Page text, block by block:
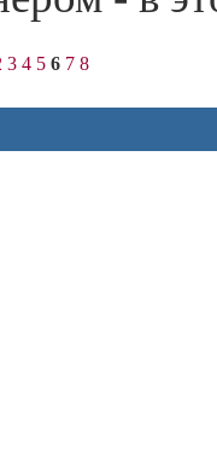
3 4 5 6 7 8